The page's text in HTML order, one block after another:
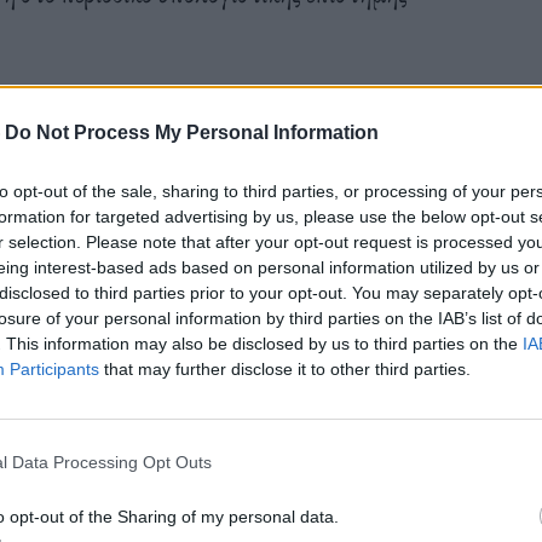
Do Not Process My Personal Information
opt-out of the sale, sharing to third parties, or processing of your
for targeted advertising by us, please use the below opt-out
selection. Please note that after your opt-out request is processed
interest-based ads based on personal information utilized by us
to third parties prior to your opt-out. You may separately
of your personal information by third parties on the IAB’s list of
This information may also be disclosed by us to third parties on the
Participants that may further disclose it to other third parties.
Data Processing Opt Outs
opt-out of the Sharing of my personal data.
(που χρειάζονται λιγότερα δεδομένα για να
με μια ισχυρή τεχνική μηχανικής μάθησης με
στο Μπράουν από τον Καρνιαδάκη και πλέον
και μερικές φορές τον χρόνο σπάνιων
αρχείων.
συμβάντα (σεισμοί, πανδημίες, κύματα-
τέτοια γεγονότα είναι τόσο σπάνια
μοντέλα πρόβλεψης, έτσι ώστε να